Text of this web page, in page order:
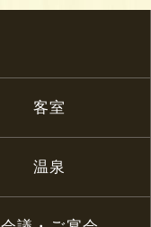
客室
温泉